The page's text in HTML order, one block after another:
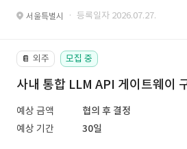
서울특별시 · 등록일자 2026.07.27.
📔 외주 모집 중
사내 통합 LLM API 게이트웨이
예상 금액
협의 후 결정
예상 기간
30일